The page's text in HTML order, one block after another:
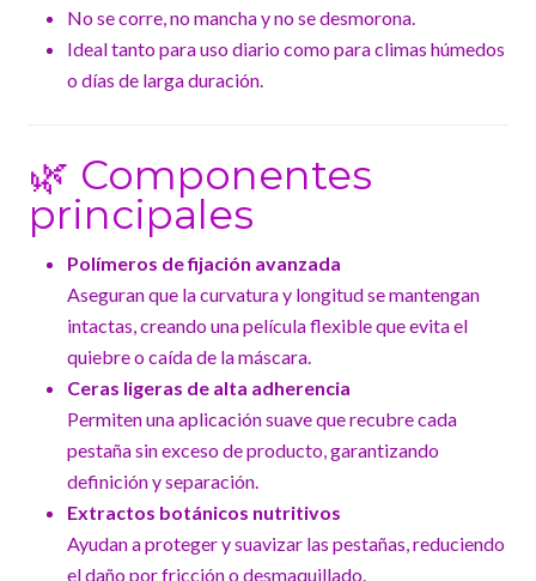
No se corre, no mancha y no se desmorona.
Ideal tanto para uso diario como para climas húmedos
o días de larga duración.
🌿 Componentes
principales
Polímeros de fijación avanzada
Aseguran que la curvatura y longitud se mantengan
intactas, creando una película flexible que evita el
quiebre o caída de la máscara.
Ceras ligeras de alta adherencia
Permiten una aplicación suave que recubre cada
pestaña sin exceso de producto, garantizando
definición y separación.
Extractos botánicos nutritivos
Ayudan a proteger y suavizar las pestañas, reduciendo
el daño por fricción o desmaquillado.